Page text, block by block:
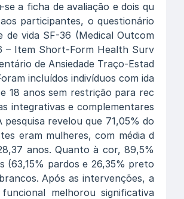
se a ficha de avaliação e dois qu
participantes, o questionário
de vida SF-36 (Medical Outcom
– Item Short-Form Health Surv
de Ansiedade Traço-Estad
incluídos indivíduos com ida
18 anos sem restrição para rec
integrativas e complementares
pesquisa revelou que 71,05% do
eram mulheres, com média d
anos. Quanto à cor, 89,5%
(63,15% pardos e 26,35% preto
Após as intervenções, a
funcional melhorou significativa